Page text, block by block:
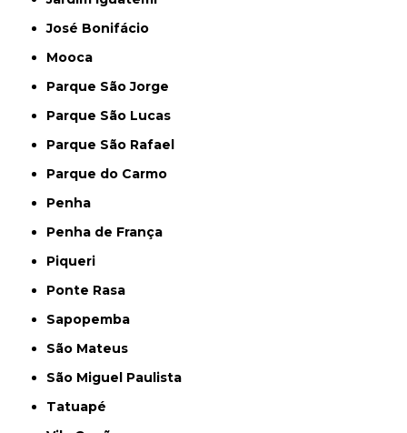
José Bonifácio
Mooca
Parque São Jorge
Parque São Lucas
Parque São Rafael
Parque do Carmo
Penha
Penha de França
Piqueri
Ponte Rasa
Sapopemba
São Mateus
São Miguel Paulista
Tatuapé